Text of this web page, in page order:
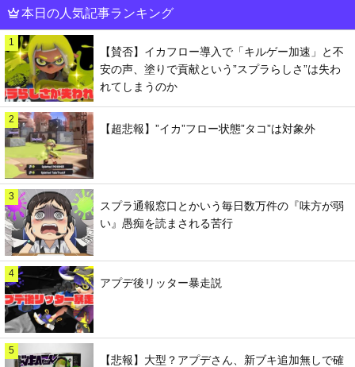
本日の人気記事ランキング
1
【賛否】イカフロー導入で「キルゲー加速」と不
安の声、塗りで貢献という”スプラらしさ”は失わ
れてしまうのか
2
【超悲報】”イカ”フロー状態”タコ”は対象外
3
スプラ通報窓口とかいう毎日数万件の『味方が弱
い』愚痴を読まされる苦行
4
アプデ後リッター暴走説
5
【悲報】大型？アプデさん、新ブキ追加無しで確